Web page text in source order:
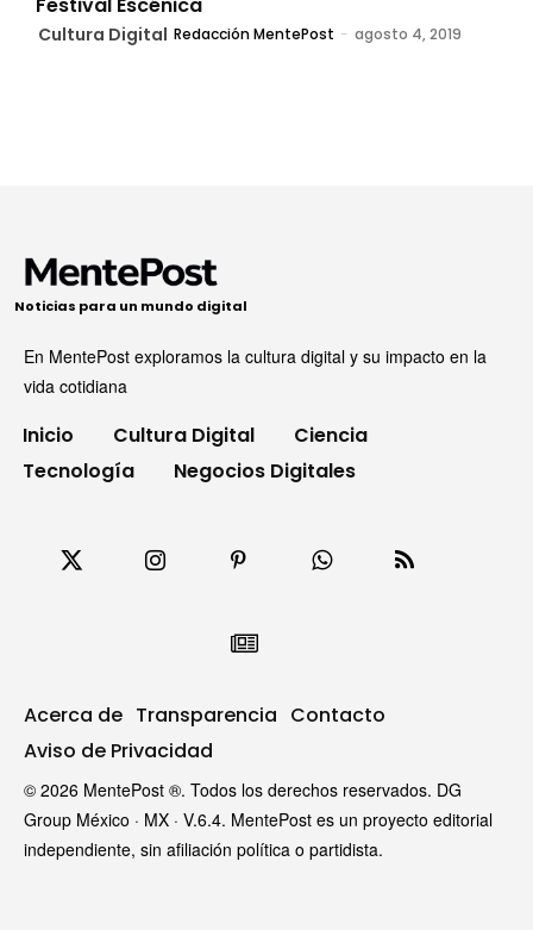
Cultura Digital Redacción MentePost - agosto 4, 2019
Noticias para un mundo digital
En MentePost exploramos la cultura digital y su impacto en la
vida cotidiana
Inicio Cultura Digital
Ciencia
Tecnología
Negocios Digitales
Acerca de Transparencia Contacto
Aviso de Privacidad
© 2026 MentePost ®. Todos los derechos reservados. DG
Group México · MX · V.6.4. MentePost es un proyecto editorial
independiente, sin afiliación política o partidista.